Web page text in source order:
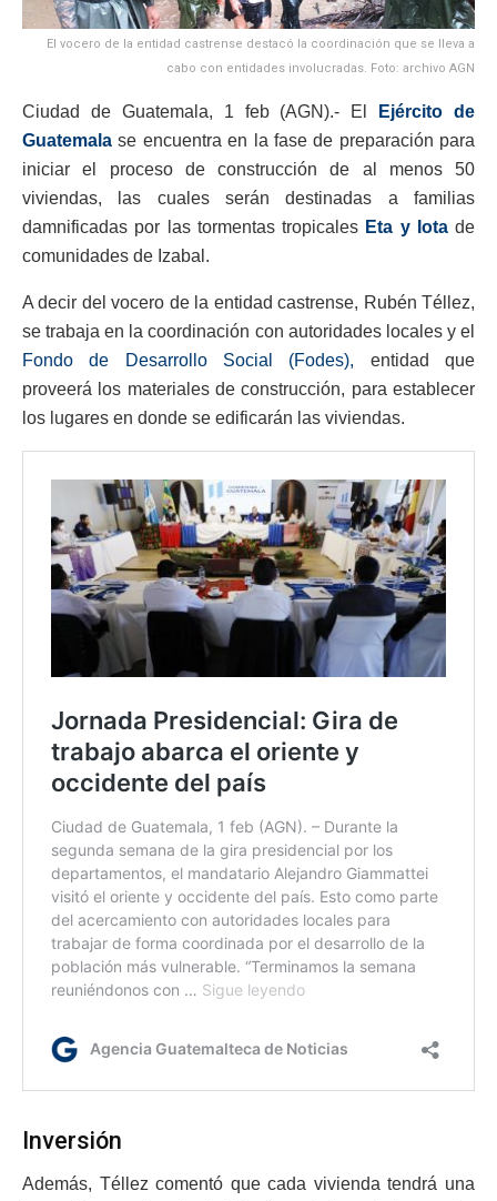
El vocero de la entidad castrense destacó la coordinación que se lleva a
cabo con entidades involucradas. Foto: archivo AGN
Ciudad de Guatemala, 1 feb (AGN).- El
Ejército de
Guatemala se encuentra en la fase de preparación para
iniciar el proceso de construcción de al menos 50
viviendas, las cuales serán destinadas a familias
damnificadas por las tormentas tropicales Eta y Iotade
comunidades de Izabal.
A decir del vocero de la entidad castrense, Rubén Téllez,
se trabaja en la coordinación con autoridades locales y el
Fondo de Desarrollo Social (Fodes), entidad que
proveerá los materiales de construcción, para establecer
los lugares en donde se edificarán las viviendas.
Inversión
Además, Téllez comentó que cada vivienda tendrá una